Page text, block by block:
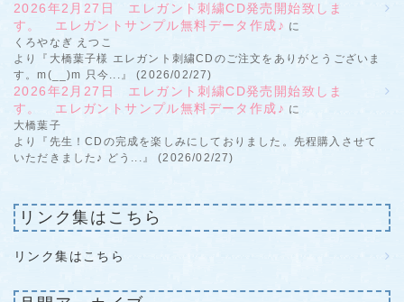
2026年2月27日 エレガント刺繍CD発売開始致しま
す。 エレガントサンプル無料データ作成♪ に
くろやなぎ えつこ
より『大橋葉子様 エレガント刺繍CDのご注文をありがとうございま
す。m(__)m 只今...』 (2026/02/27)
2026年2月27日 エレガント刺繍CD発売開始致しま
す。 エレガントサンプル無料データ作成♪ に
大橋葉子
より『先生！CDの完成を楽しみにしておりました。先程購入させて
いただきました♪ どう...』 (2026/02/27)
リンク集はこちら
リンク集はこちら